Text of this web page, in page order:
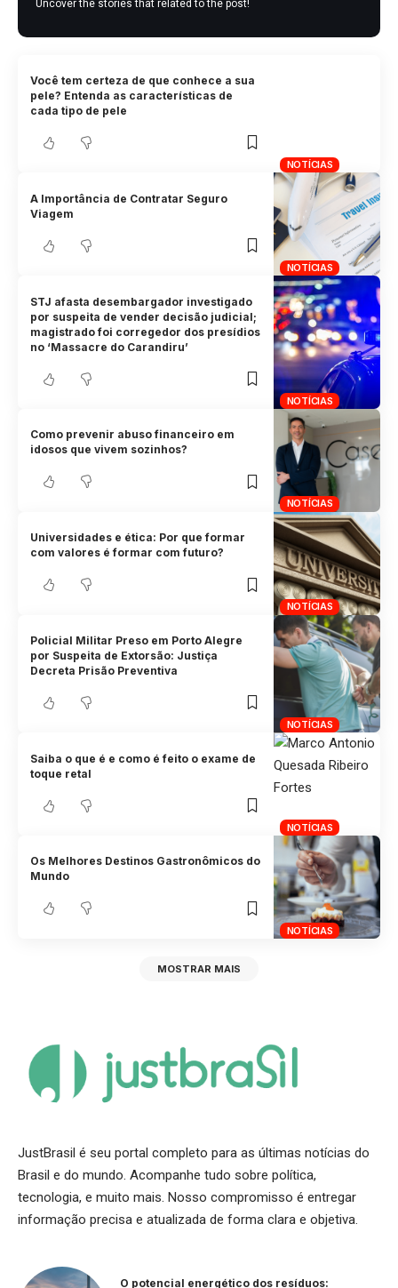
Uncover the stories that related to the post!
NOTÍCIAS
Você tem certeza de que conhece a sua
pele? Entenda as características de
cada tipo de pele
NOTÍCIAS
A Importância de Contratar Seguro
Viagem
NOTÍCIAS
STJ afasta desembargador investigado
por suspeita de vender decisão judicial;
magistrado foi corregedor dos presídios
no ‘Massacre do Carandiru’
NOTÍCIAS
Como prevenir abuso financeiro em
idosos que vivem sozinhos?
NOTÍCIAS
Universidades e ética: Por que formar
com valores é formar com futuro?
NOTÍCIAS
Policial Militar Preso em Porto Alegre
por Suspeita de Extorsão: Justiça
Decreta Prisão Preventiva
NOTÍCIAS
Saiba o que é e como é feito o exame de
toque retal
NOTÍCIAS
Os Melhores Destinos Gastronômicos do
Mundo
MOSTRAR MAIS
JustBrasil é seu portal completo para as últimas notícias do
Brasil e do mundo. Acompanhe tudo sobre política,
tecnologia, e muito mais. Nosso compromisso é entregar
informação precisa e atualizada de forma clara e objetiva.
O potencial energético dos resíduos: